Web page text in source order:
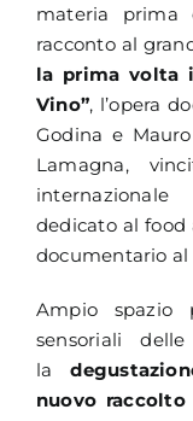
materia prima
racconto al
la prima volta
Vino”, l’opera
Godina e
Lamagna,
dedicato al
documentario al
Ampio spazio
sensoriali
la
nuovo